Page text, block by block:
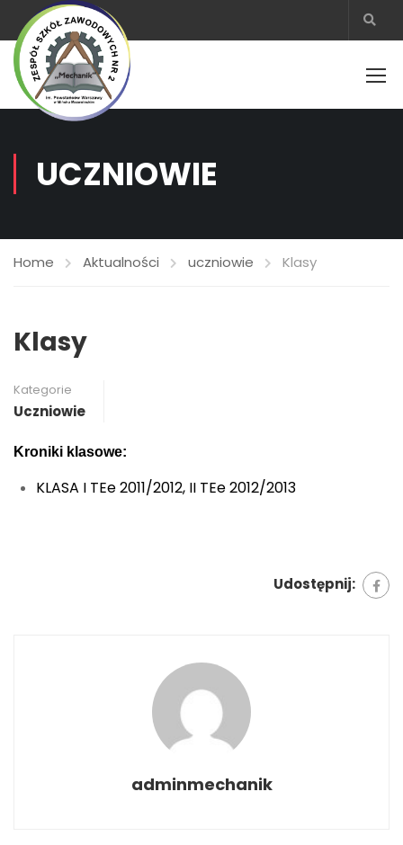
UCZNIOWIE
Home Aktualności uczniowie Klasy
Klasy
Kategorie
Uczniowie
Kroniki klasowe:
KLASA I TEe 2011/2012, II TEe 2012/2013
Udostępnij:
adminmechanik